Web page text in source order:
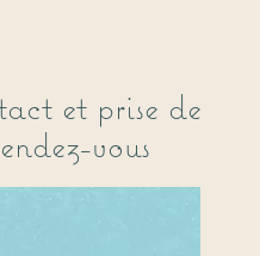
et prise de
vous